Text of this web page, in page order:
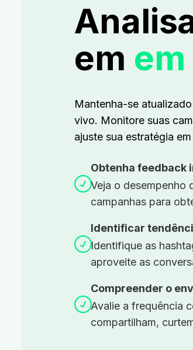
em
Mantenha-se
vivo. Monitore suas
ajuste sua estratégia
Obtenha feedback
Veja o desempenho
campanhas para
Identificar
Identifique as
aproveite as
Compreender o
Avalie a frequência
compartilham,